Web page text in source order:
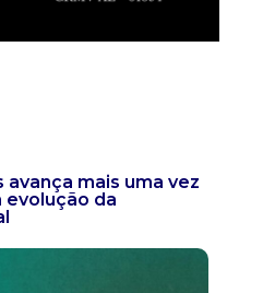
avança mais uma vez
evolução da